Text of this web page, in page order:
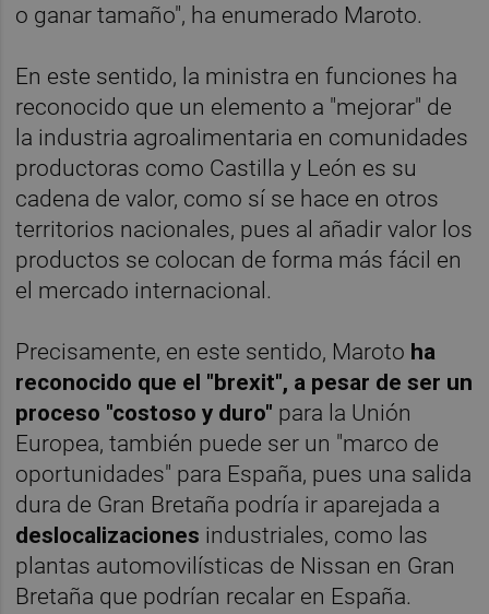
o ganar tamaño", ha enumerado Maroto.
En este sentido, la ministra en funciones ha
reconocido que un elemento a "mejorar" de
la industria agroalimentaria en comunidades
productoras como Castilla y León es su
cadena de valor, como sí se hace en otros
territorios nacionales, pues al añadir valor los
productos se colocan de forma más fácil en
el mercado internacional.
Precisamente, en este sentido, Maroto ha
reconocido que el "brexit", a pesar de ser un
proceso "costoso y duro" para la Unión
Europea, también puede ser un "marco de
oportunidades" para España, pues una salida
dura de Gran Bretaña podría ir aparejada a
deslocalizaciones industriales, como las
plantas automovilísticas de Nissan en Gran
Bretaña que podrían recalar en España.